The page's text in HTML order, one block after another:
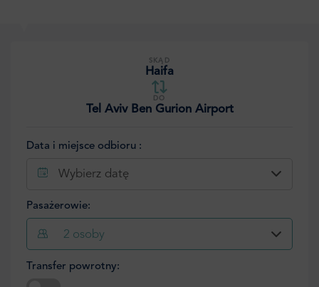
SKĄD
Haifa
DO
Tel Aviv Ben Gurion Airport
Data i miejsce odbioru :
Wybierz datę
Pasażerowie:
2 osoby
Transfer powrotny: